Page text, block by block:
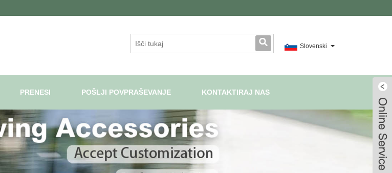
Slovenski
PRENESI POŠLJI POVPRAŠEVANJE KONTAKTIRAJ NAS